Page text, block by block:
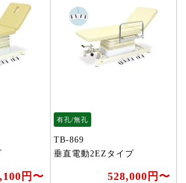
円〜
有孔/無孔
TB-869
垂直電動2EZタイプ
528,000円〜